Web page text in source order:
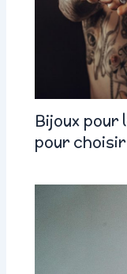
Bijoux pour
pour